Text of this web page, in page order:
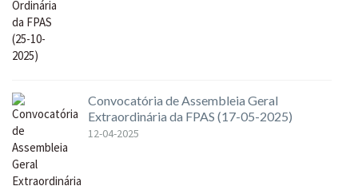
Convocatória de Assembleia Geral
Extraordinária da FPAS (17-05-2025)
12-04-2025